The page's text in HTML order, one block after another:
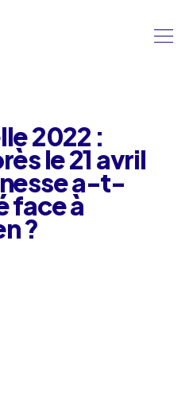
2022 :
le 21 avril
a-t-
face à
?